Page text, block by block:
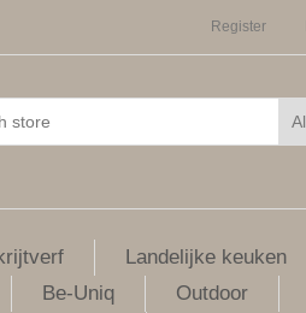
Register
Landelijke keuken
Be-Uniq Outdoor